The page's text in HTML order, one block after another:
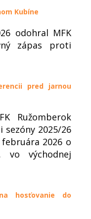
Kubíne
odohral MFK
zápas proti
pred jarnou
Ružomberok
2025/26
2026 o
vo východnej
hosťovanie do